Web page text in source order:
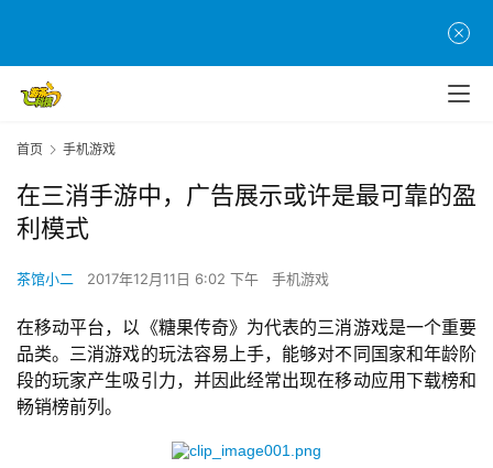
首页 手机游戏
在三消手游中，广告展示或许是最可靠的盈
利模式
茶馆小二 2017年12月11日 6:02 下午 手机游戏
在移动平台，以《糖果传奇》为代表的三消游戏是一个重要
品类。三消游戏的玩法容易上手，能够对不同国家和年龄阶
段的玩家产生吸引力，并因此经常出现在移动应用下载榜和
畅销榜前列。